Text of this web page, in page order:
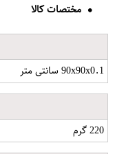
مختصات کالا
90x90x0.1 سانتی متر
220 گرم